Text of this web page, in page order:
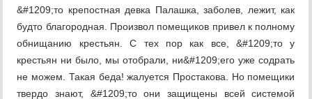
&#1209;то крепостная девка Палашка, заболев, лежит, как
будто благородная. Произвол помещиков привел к полному
обнищанию крестьян. С тех пор как все, &#1209;то у
крестьян ни было, мы отобрали, ни&#1209;его уже содрать
не можем. Такая беда! жалуется Простакова. Но помещики
твердо знают, &#1209;то они защищены всей системой